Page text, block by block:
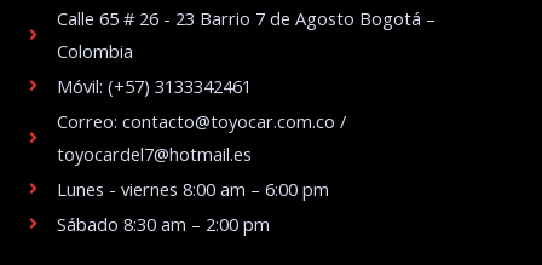
Calle 65 # 26 - 23 Barrio 7 de Agosto Bogotá –
Colombia
Móvil: (+57) 3133342461
Correo: contacto@toyocar.com.co /
toyocardel7@hotmail.es
Lunes - viernes 8:00 am – 6:00 pm
Sábado 8:30 am – 2:00 pm